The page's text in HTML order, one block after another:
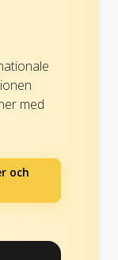
med
och